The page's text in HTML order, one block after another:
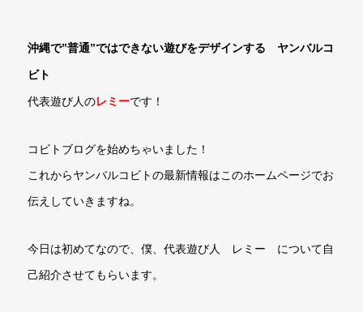
沖縄で”普通”ではできない遊びをデザインする ヤンバルコ
ビト
代表遊び人のレミーです！
コビトブログを始めちゃいました！
これからヤンバルコビトの最新情報はこのホームページでお
伝えしていきますね。
今日は初めてなので、僕、代表遊び人 レミー について自
己紹介させてもらいます。